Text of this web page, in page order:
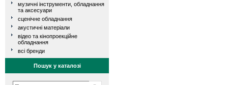
музичні інструменти, обладнання
та аксесуари
сценічне обладнання
акустичні матеріали
відео та кінопроекційне
обладнання
всі бренди
Пошук у каталозі